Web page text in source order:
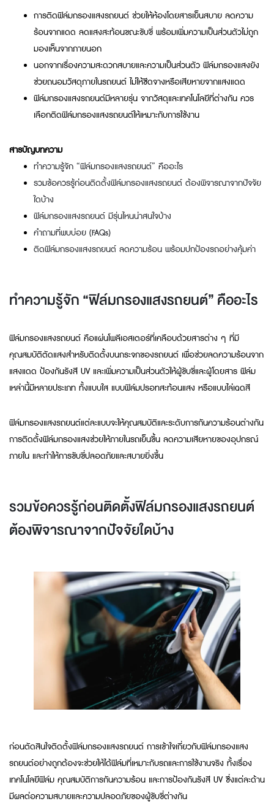
การติดฟิล์มกรองแสงรถยนต์ ช่วยให้ห้องโดยสารเย็นสบาย ลดความ
ร้อนจากแดด ลดแสงสะท้อนขณะขับขี่ พร้อมเพิ่มความเป็นส่วนตัวไม่ถูก
มองเห็นจากภายนอก
นอกจากเรื่องความสะดวกสบายและความเป็นส่วนตัว ฟิล์มกรองแสงยัง
ช่วยถนอมวัสดุภายในรถยนต์ ไม่ให้ซีดจางหรือเสียหายจากแสงแดด
ฟิล์มกรองแสงรถยนต์มีหลายรุ่น จากวัสดุและเทคโนโลยีที่ต่างกัน ควร
เลือกติดฟิล์มกรองแสงรถยนต์ให้เหมาะกับการใช้งาน
สารบัญบทความ
ทำความรู้จัก “ฟิล์มกรองแสงรถยนต์” คืออะไร
รวมข้อควรรู้ก่อนติดตั้งฟิล์มกรองแสงรถยนต์ ต้องพิจารณาจากปัจจัย
ใดบ้าง
ฟิล์มกรองแสงรถยนต์ มีรุ่นไหนน่าสนใจบ้าง
คำถามที่พบบ่อย (FAQs)
ติดฟิล์มกรองแสงรถยนต์ ลดความร้อน พร้อมปกป้องรถอย่างคุ้มค่า
ทำความรู้จัก “ฟิล์มกรองแสงรถยนต์” คืออะไร
ฟิล์มกรองแสงรถยนต์ คือแผ่นโพลีเอสเตอร์ที่เคลือบด้วยสารต่าง ๆ ที่มี
คุณสมบัติตัดแสงสำหรับติดตั้งบนกระจกของรถยนต์ เพื่อช่วยลดความร้อนจาก
แสงแดด ป้องกันรังสี UV และเพิ่มความเป็นส่วนตัวให้ผู้ขับขี่และผู้โดยสาร ฟิล์ม
เหล่านี้มีหลายประเภท ทั้งแบบใส แบบฟิล์มปรอทสะท้อนแสง หรือแบบไล่เฉดสี
ฟิล์มกรองแสงรถยนต์แต่ละแบบจะให้คุณสมบัติและระดับการกันความร้อนต่างกัน
การติดตั้งฟิล์มกรองแสงช่วยให้ภายในรถเย็นขึ้น ลดความเสียหายของอุปกรณ์
ภายใน และทำให้การขับขี่ปลอดภัยและสบายยิ่งขึ้น
รวมข้อควรรู้ก่อนติดตั้งฟิล์มกรองแสงรถยนต์
ต้องพิจารณาจากปัจจัยใดบ้าง
ก่อนตัดสินใจติดตั้งฟิล์มกรองแสงรถยนต์ การเข้าใจเกี่ยวกับฟิล์มกรองแสง
รถยนต์อย่างถูกต้องจะช่วยให้ได้ฟิล์มที่เหมาะกับรถและการใช้งานจริง ทั้งเรื่อง
เทคโนโลยีฟิล์ม คุณสมบัติการกันความร้อน และการป้องกันรังสี UV ซึ่งแต่ละด้าน
มีผลต่อความสบายและความปลอดภัยของผู้ขับขี่ต่างกัน